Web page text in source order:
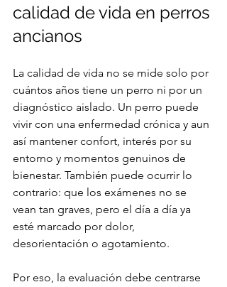
calidad de vida en perros
ancianos
La calidad de vida no se mide solo por
cuántos años tiene un perro ni por un
diagnóstico aislado. Un perro puede
vivir con una enfermedad crónica y aun
así mantener confort, interés por su
entorno y momentos genuinos de
bienestar. También puede ocurrir lo
contrario: que los exámenes no se
vean tan graves, pero el día a día ya
esté marcado por dolor,
desorientación o agotamiento.
Por eso, la evaluación debe centrarse